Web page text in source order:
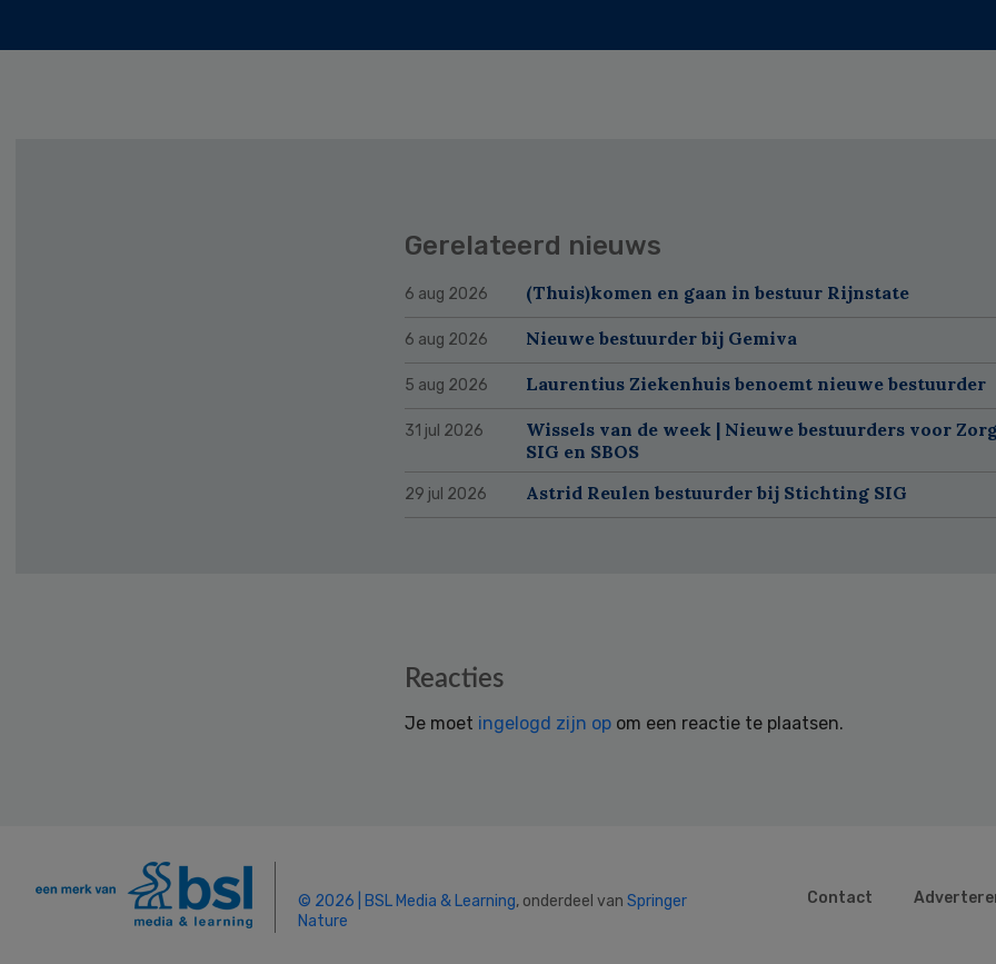
Gerelateerd nieuws
6 aug 2026 (Thuis)komen en gaan in bestuur Rijnstate
6 aug 2026 Nieuwe bestuurder bij Gemiva
5 aug 2026 Laurentius Ziekenhuis benoemt nieuwe bestuurder
31 jul 2026
Wissels van de week | Nieuwe bestuurders voor
SIG en SBOS
29 jul 2026 Astrid Reulen bestuurder bij Stichting SIG
Reacties
Je moet ingelogd zijn op om een reactie te plaatsen.
© 2026 | BSL Media & Learning, onderdeel van Springer
Nature
Contact